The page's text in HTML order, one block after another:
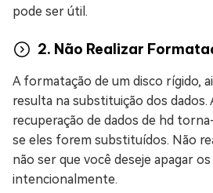
pode ser útil.
2. Não Realizar
A formatação de um disco rígido,
resulta na substituição dos dados.
recuperação de dados de hd
se eles forem substituídos. Não
não ser que você deseje apagar os
intencionalmente.